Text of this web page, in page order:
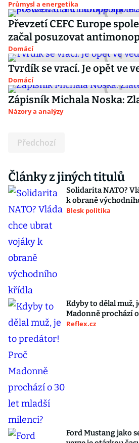
Průmysl a energetika
Převzetí CEFC Europe
začal posuzovat
Domácí
Tvrdík se vrací. Je opět ve
Domácí
Zápisník Michala Noska:
Názory a analýzy
Předchozí
Články z jiných titulů
Solidarita NATO?
k obraně
Blesk politika
Kdyby to dělal muž,
Madonně prochází
Reflex.cz
Ford Mustang jako